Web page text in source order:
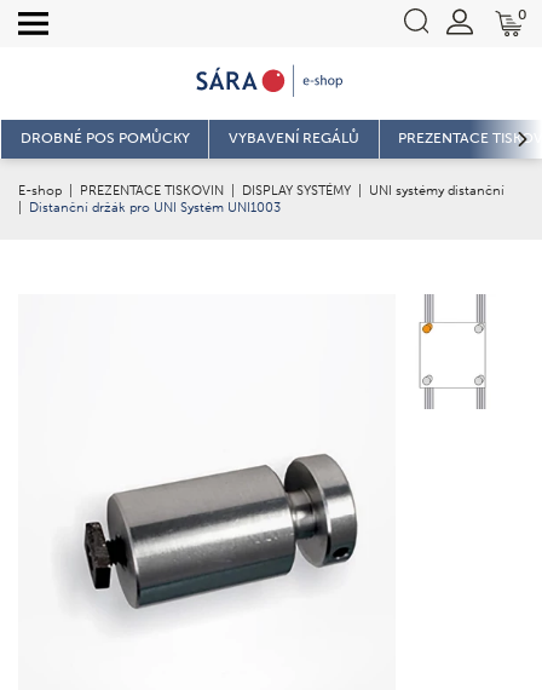
0
DROBNÉ POS POMŮCKY VYBAVENÍ REGÁLŮ PREZENTACE
E-shop PREZENTACE TISKOVIN DISPLAY SYSTÉMY
UNI systémy distanční
Distanční držák pro UNI Systém UNI1003